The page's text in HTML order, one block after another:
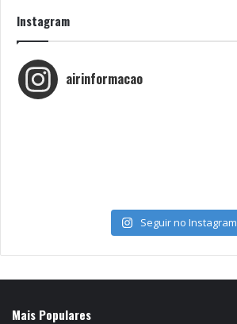
Instagram
airinformacao
Seguir no Instagram
Mais Populares